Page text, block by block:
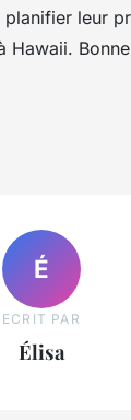
planifier leur
Hawaii.
É
ECRIT PAR
Élisa